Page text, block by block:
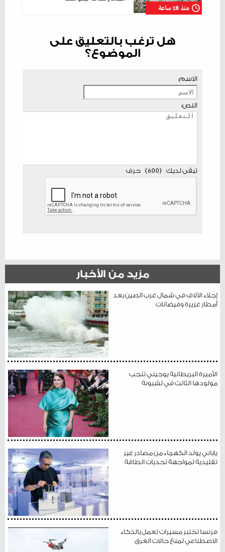
منذ 18 ساعة
هل ترغب بالتعليق على
الموضوع؟
الاسم:
النص:
تبقى لديك (
600
) حرف
مزيد من الأخبار
إجلاء الآلاف في شمال غرب الصين بعد
أمطار غزيرة وفيضانات
الأميرة البريطانية يوجيني تنجب
مولودها الثالث في لشبونة
ياباني يولد الكهرباء من مصادر غير
تقليدية لمواجهة تحديات الطاقة
فرنسا تختبر مسيرات تعمل بالذكاء
الاصطناعي لمنع حالات الغرق